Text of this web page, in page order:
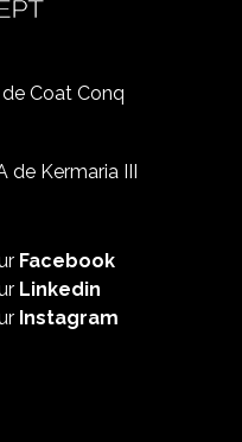
Coat Conq
de Kermaria III
Facebook
Linkedin
Instagram